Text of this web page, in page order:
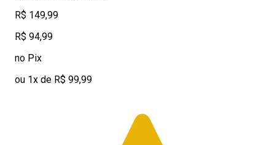
R$ 149,99
R$ 94,99
no Pix
ou 1x de R$ 99,99